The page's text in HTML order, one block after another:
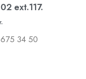
ext.117.
34 50